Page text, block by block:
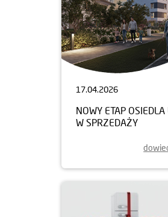
17.04.2026
NOWY ETAP
W SPRZEDAŻY